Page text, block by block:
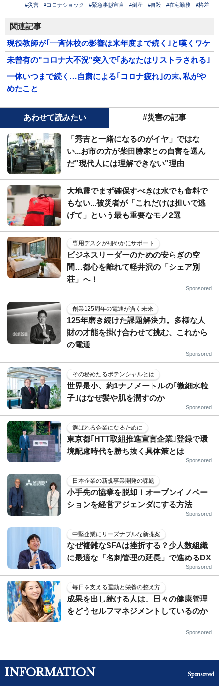
#災害 #コロナショック #緊急事態宣言 #倒産 #自殺 #在宅勤務 #格差
関連記事
現役教師が｢一斉休校の影響は来年度まで続く｣と嘆くワケ
未曾有の"コロナ大不況"突入で｢あなたはリストラされる｣
一体いつまで続く…自粛による｢コロナ疲れ｣の末､私がや
めたこと
あわせて読みたい #災害の記事
「秀吉と一緒になるのがイヤ」ではな
い...お市の方が柴田勝家との自害を選ん
だ"現代人には理解できない"理由
大地震でまず確保すべきは水でも食料で
もない...被災者が「これだけは担いで逃
げて」という最も重要なモノ2選
専用デスクが細やかにサポート
ビジネスリーダーのための安らぎの空
間…都心を離れて軽井沢の「シェア別
荘」へ！
Sponsored
創業125周年の電通が描く未来
125年磨き続けた課題解決力。多様な人
財の才能を掛け合わせて挑む、これから
の電通
Sponsored
その秘めたるポテンシャルとは
世界最小、約1ナノメートルの｢微細水粒
子｣はなぜ髪や肌を潤すのか
Sponsored
選ばれる企業になるために
東京都｢HTT取組推進宣言企業｣登録で環
境配慮時代を勝ち抜く具体策とは
Sponsored
日本企業の新規事業開発の課題
小手先の協業を脱却！オープンイノベー
ションを経営アジェンダにする方法
Sponsored
中堅企業にリーズナブルな新提案
なぜ複雑なSFAは挫折する？少人数組織
に最適な「名刺管理の延長」で進めるDX
Sponsored
毎日を支える運動と栄養の整え方
成果を出し続ける人は、日々の健康管理
をどうセルフマネジメントしているのか
——
Sponsored
INFORMATION Sponsored